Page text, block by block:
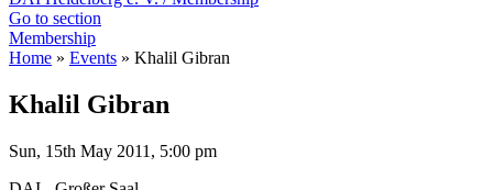
Go to section
Membership
Home » Events » Khalil Gibran
Khalil Gibran
Sun, 15th May 2011, 5:00 pm